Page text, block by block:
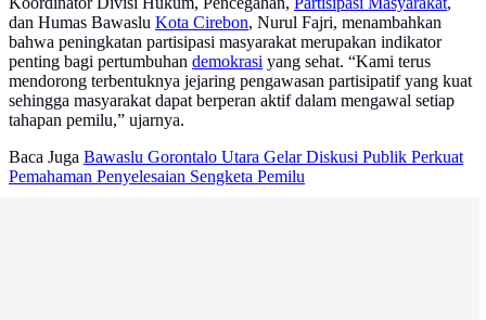
dan Humas Bawaslu Kota Cirebon, Nurul Fajri, menambahkan
bahwa peningkatan partisipasi masyarakat merupakan indikator
penting bagi pertumbuhan demokrasi yang sehat. “Kami terus
mendorong terbentuknya jejaring pengawasan partisipatif yang kuat
sehingga masyarakat dapat berperan aktif dalam mengawal setiap
tahapan pemilu,” ujarnya.
Baca Juga Bawaslu Gorontalo Utara Gelar Diskusi Publik Perkuat
Pemahaman Penyelesaian Sengketa Pemilu